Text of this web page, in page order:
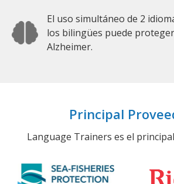
El uso simultáneo de 2
los bilingües puede
Alzheimer.
Principal
Language Trainers es el